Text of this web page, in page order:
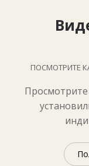
ПОСМОТРИТЕ